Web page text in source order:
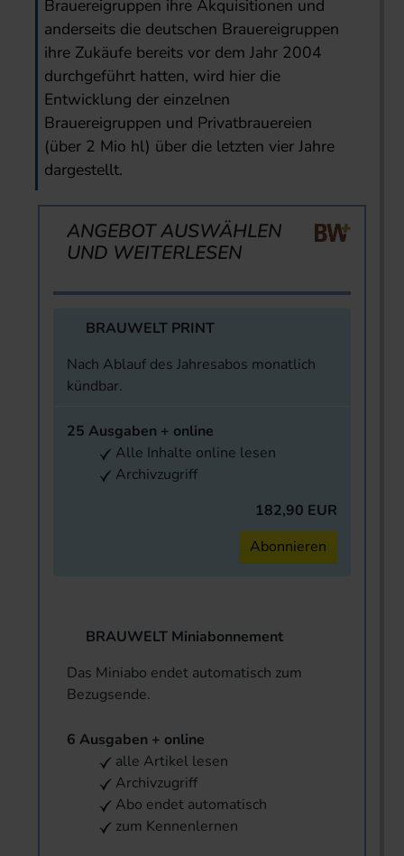
Brauereigruppen ihre Akquisitionen und
anderseits die deutschen Brauereigruppen
ihre Zukäufe bereits vor dem Jahr 2004
durchgeführt hatten, wird hier die
Entwicklung der einzelnen
Brauereigruppen und Privatbrauereien
(über 2 Mio hl) über die letzten vier Jahre
dargestellt.
ANGEBOT AUSWÄHLEN
UND WEITERLESEN
BRAUWELT PRINT
Nach Ablauf des Jahresabos monatlich
kündbar.
25 Ausgaben + online
Alle Inhalte online lesen
Archivzugriff
182,90 EUR
Abonnieren
BRAUWELT Miniabonnement
Das Miniabo endet automatisch zum
Bezugsende.
6 Ausgaben + online
alle Artikel lesen
Archivzugriff
Abo endet automatisch
zum Kennenlernen